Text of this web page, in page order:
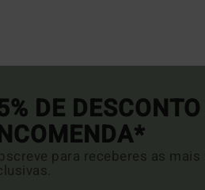
DE
para receberes as